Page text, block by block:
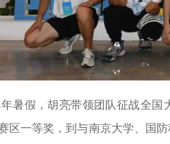
年暑假，胡亮带领团队征战全
区一等奖，到与南京大学、国